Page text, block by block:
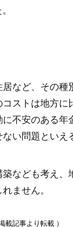
など、その種
ストは地方に
不安のある年
い問題といえ
なども考え、
ません。
載記事より転載 ）